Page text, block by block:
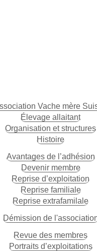
Vache mère
Élevage allaitant
Organisation et structures
Histoire
Avantages de l’adhésion
Devenir membre
Reprise d’exploitation
Reprise familiale
Reprise extrafamilale
Démission de
Revue des membres
Portraits d’exploitations